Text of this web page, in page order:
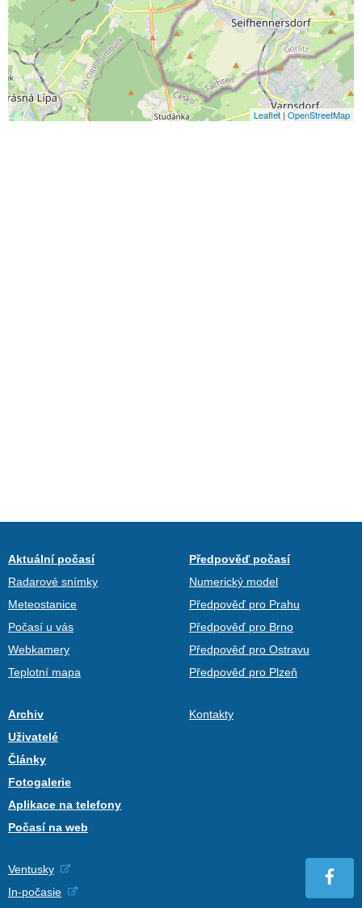
Leaflet| OpenStreetMap
Aktuální počasí
Radarové snímky
Meteostanice
Počasí u vás
Webkamery
Teplotní mapa
Předpověď počasí
Numerický model
Předpověď pro Prahu
Předpověď pro Brno
Předpověď pro Ostravu
Předpověď pro Plzeň
Archiv
Uživatelé
Články
Fotogalerie
Aplikace na telefony
Počasí na web
Kontakty
Ventusky
In-počasie